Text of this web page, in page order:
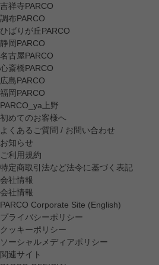
吉祥寺PARCO
調布PARCO
ひばりが丘PARCO
静岡PARCO
名古屋PARCO
心斎橋PARCO
広島PARCO
福岡PARCO
PARCO_ya上野
初めてのお客様へ
よくあるご質問 / お問い合わせ
お知らせ
ご利用規約
特定商取引法など法令に基づく表記
会社情報
会社情報
PARCO Corporate Site (English)
プライバシーポリシー
クッキーポリシー
ソーシャルメディアポリシー
関連サイト